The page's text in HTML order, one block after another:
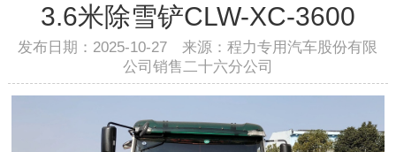
3.6米除雪铲CLW-XC-3600
发布日期：2025-10-27 来源：程力专用汽车股份有限
公司销售二十六分公司